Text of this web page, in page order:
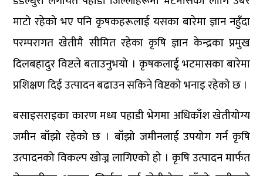
माटो रहेको भए पनि कृषकहरूलाई यसका बारेमा ज्ञान नहुँदा
परम्परागत खेतीमै सीमित रहेका कृषि ज्ञान केन्द्रका प्रमुख
दिलबहादुर विष्टले बताउनुभयो । कृषकलाईृ भटमासका बारेमा
प्रशिक्षण दिई उत्पादन बढाउन सकिने विष्टको भनाइ रहेको छ ।
बसाइसराइका कारण मध्य पहाडी भेगमा अधिकाँश खेतीयोग्य
जमीन बाँझो रहेको छ । बाँझो जमीनलाई उपयोग गर्न कृषि
उत्पादनको विकल्प खोज्न लागिएको हो । कृषि उत्पादन मार्फत